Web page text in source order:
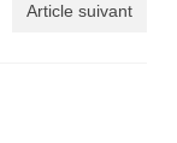
Article suivant